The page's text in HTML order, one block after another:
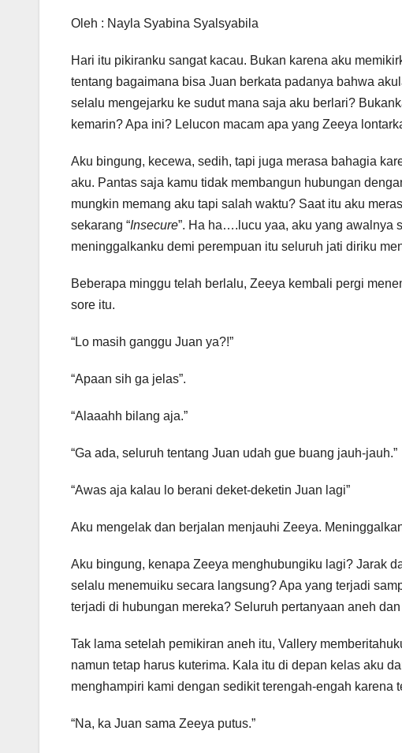
Oleh : Nayla Syabina Syalsyabila
Hari itu pikiranku sangat kacau. Bukan karena aku
tentang bagaimana bisa Juan berkata padanya bahwa
selalu mengejarku ke sudut mana saja aku berlari?
kemarin? Apa ini? Lelucon macam apa yang Zeeya
Aku bingung, kecewa, sedih, tapi juga merasa bahagia
aku. Pantas saja kamu tidak membangun hubungan
mungkin memang aku tapi salah waktu? Saat itu aku
sekarang “Insecure”. Ha ha….lucu yaa, aku yang awalnya
meninggalkanku demi perempuan itu seluruh jati diriku
Beberapa minggu telah berlalu, Zeeya kembali pergi
sore itu.
“Lo masih ganggu Juan ya?!”
“Apaan sih ga jelas”.
“Alaaahh bilang aja.”
“Ga ada, seluruh tentang Juan udah gue buang jauh-jauh.”
“Awas aja kalau lo berani deket-deketin Juan lagi”
Aku mengelak dan berjalan menjauhi Zeeya.
Aku bingung, kenapa Zeeya menghubungiku lagi? Jarak
selalu menemuiku secara langsung? Apa yang terjadi
terjadi di hubungan mereka? Seluruh pertanyaan aneh
Tak lama setelah pemikiran aneh itu, Vallery
namun tetap harus kuterima. Kala itu di depan kelas aku
menghampiri kami dengan sedikit terengah-engah karena
“Na, ka Juan sama Zeeya putus.”